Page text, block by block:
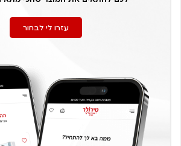
עזרו לי לבחור